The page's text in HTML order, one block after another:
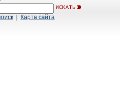
Карта сайта